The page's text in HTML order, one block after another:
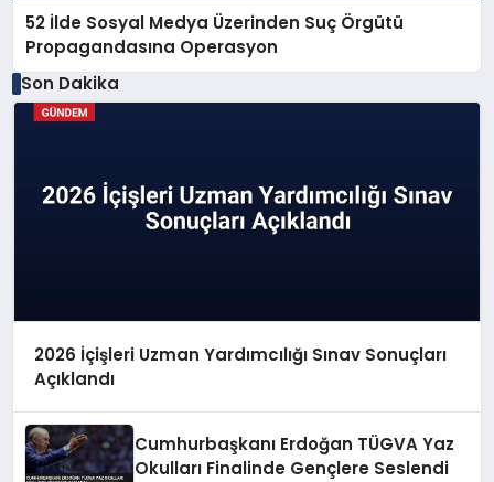
52 İlde Sosyal Medya Üzerinden Suç Örgütü
Propagandasına Operasyon
Son Dakika
2026 İçişleri Uzman Yardımcılığı Sınav Sonuçları
Açıklandı
Cumhurbaşkanı Erdoğan TÜGVA Yaz
Okulları Finalinde Gençlere Seslendi